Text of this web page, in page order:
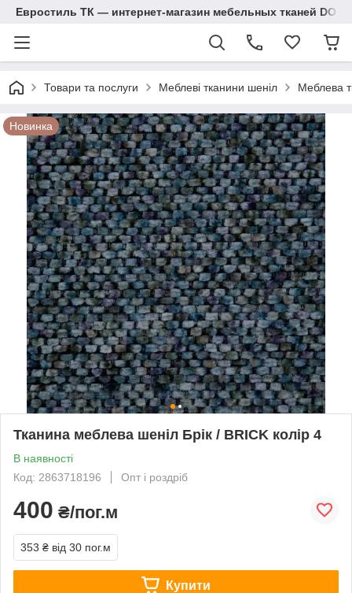
Евростиль ТК — интернет-магазин мебельных тканей
Товари та послуги Меблеві тканини шеніл Меблева
Новинка
Тканина меблева шеніл Брік / BRICK колір 4
В наявності
Код: 2863718196
Опт і роздріб
400 ₴/пог.м
353 ₴ від 30 пог.м
Купити